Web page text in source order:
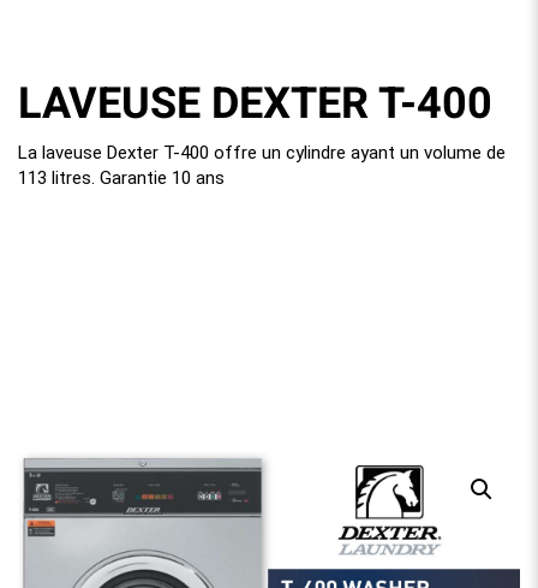
LAVEUSE DEXTER T-400
La laveuse Dexter T-400 offre un cylindre ayant un volume de
113 litres. Garantie 10 ans